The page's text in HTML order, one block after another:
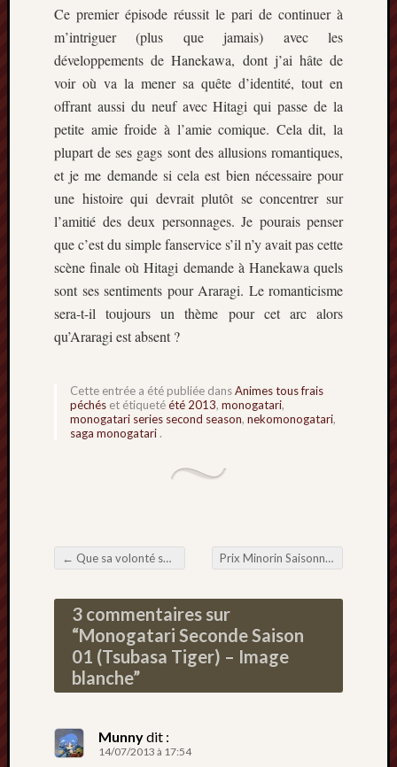
Ce premier épisode réussit le pari de continuer à
m’intriguer (plus que jamais) avec les
développements de Hanekawa, dont j’ai hâte de
voir où va la mener sa quête d’identité, tout en
offrant aussi du neuf avec Hitagi qui passe de la
petite amie froide à l’amie comique. Cela dit, la
plupart de ses gags sont des allusions romantiques,
et je me demande si cela est bien nécessaire pour
une histoire qui devrait plutôt se concentrer sur
l’amitié des deux personnages. Je pourais penser
que c’est du simple fanservice s’il n’y avait pas cette
scène finale où Hitagi demande à Hanekawa quels
sont ses sentiments pour Araragi. Le romanticisme
sera-t-il toujours un thème pour cet arc alors
qu’Araragi est absent ?
Cette entrée a été publiée dansAnimes tous frais
péchés et étiquetéété 2013, monogatari,
monogatari series second season, nekomonogatari,
saga monogatari .
Navigation de l'article
← Que sa volonté soit faite S3 01 – Fuck you too, Manglobe Prix Minorin Saisonniers – Hiver 2013
3 commentaires sur
“Monogatari Seconde Saison
01 (Tsubasa Tiger) – Image
blanche”
Munnydit :
14/07/2013 à 17:54